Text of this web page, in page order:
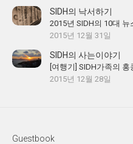
SIDH의 낙서하기
2015년 SIDH의 10대 뉴
2015년 12월 31일
SIDH의 사는이야기
[여행기] SIDH가족의
2015년 12월 28일
Guestbook